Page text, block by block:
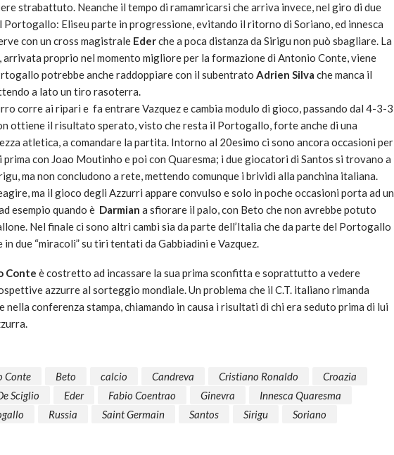
strabattuto. Neanche il tempo di ramamricarsi che arriva invece, nel giro di due
Portogallo: Eliseu parte in progressione, evitando il ritorno di Soriano, ed innesca
con un cross magistrale Ederche a poca distanza da Sirigu non può sbagliare. La
proprio nel momento migliore per la formazione di Antonio Conte, viene
potrebbe anche raddoppiare con il subentrato Adrien Silva che manca il
a lato un tiro rasoterra.
corre ai ripari e fa entrare Vazquez e cambia modulo di gioco, passando dal 4-3-3
ottiene il risultato sperato, visto che resta il Portogallo, forte anche di una
atletica, a comandare la partita. Intorno al 20esimo ci sono ancora occasioni per
con Joao Moutinho e poi con Quaresma; i due giocatori di Santos si trovano a
ma non concludono a rete, mettendo comunque i brividi alla panchina italiana.
ma il gioco degli Azzurri appare convulso e solo in poche occasioni porta ad un
esempio quando è Darmian a sfiorare il palo, con Beto che non avrebbe potuto
Nel finale ci sono altri cambi sia da parte dell’Italia che da parte del Portogallo
in due “miracoli” su tiri tentati da Gabbiadini e Vazquez.
Conte è costretto ad incassare la sua prima sconfitta e soprattutto a vedere
azzurre al sorteggio mondiale. Un problema che il C.T. italiano rimanda
nella conferenza stampa, chiamando in causa i risultati di chi era seduto prima di lui
Conte Beto calcio Candreva Cristiano Ronaldo
Croazia
Sciglio Eder Fabio Coentrao Ginevra
Innesca Quaresma
Russia Saint Germain Santos Sirigu
Soriano